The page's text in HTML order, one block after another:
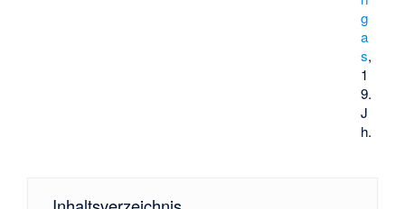
g
a
s,
1
9.
J
h.